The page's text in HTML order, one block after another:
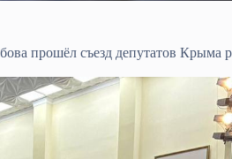
прошёл съезд депутатов Крыма